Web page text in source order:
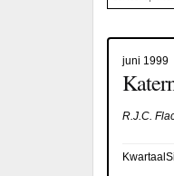
juni 1999
R.J.C.